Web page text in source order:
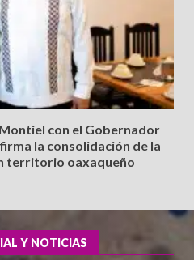
con el Gobernador
la consolidación de la
territorio oaxaqueño
Y NOTICIAS